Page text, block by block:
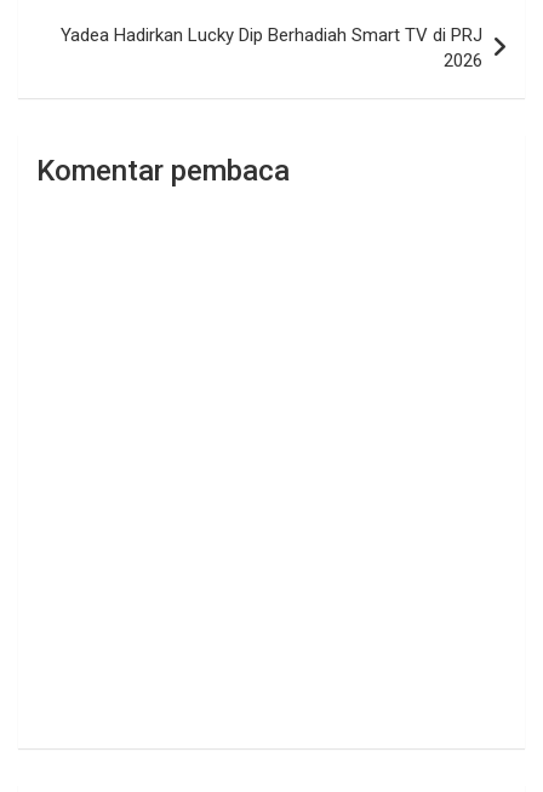
Yadea Hadirkan Lucky Dip Berhadiah Smart TV di PRJ
2026
Komentar pembaca